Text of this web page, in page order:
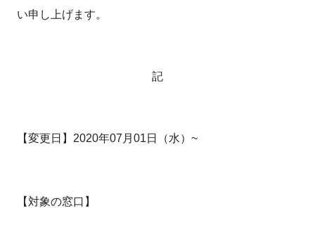
い申し上げます。
記
【変更日】2020年07月01日（水）~
【対象の窓口】